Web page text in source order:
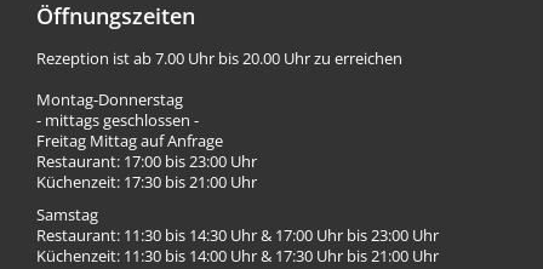
Öffnungszeiten
Rezeption ist ab 7.00 Uhr bis 20.00 Uhr zu erreichen
Montag-Donnerstag
- mittags geschlossen -
Freitag Mittag auf Anfrage
Restaurant: 17:00 bis 23:00 Uhr
Küchenzeit: 17:30 bis 21:00 Uhr
Samstag
Restaurant: 11:30 bis 14:30 Uhr & 17:00 Uhr bis 23:00 Uhr
Küchenzeit: 11:30 bis 14:00 Uhr & 17:30 Uhr bis 21:00 Uhr